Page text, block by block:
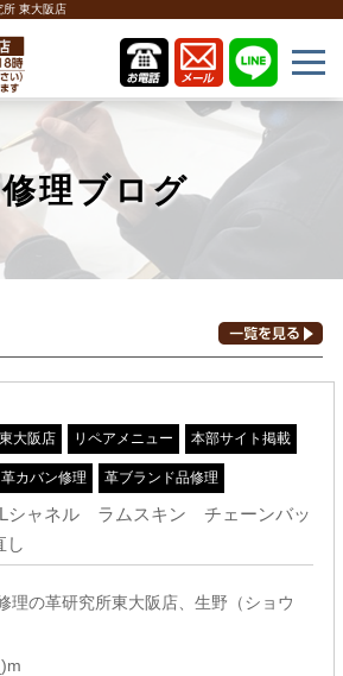
所 東大阪店
理ブログ
東大阪店 リペアメニュー 本部サイト掲載
革カバン修理 革ブランド品修理
シャネル ラムスキン チェーンバッ
理の革研究所東大阪店、生野（ショウ